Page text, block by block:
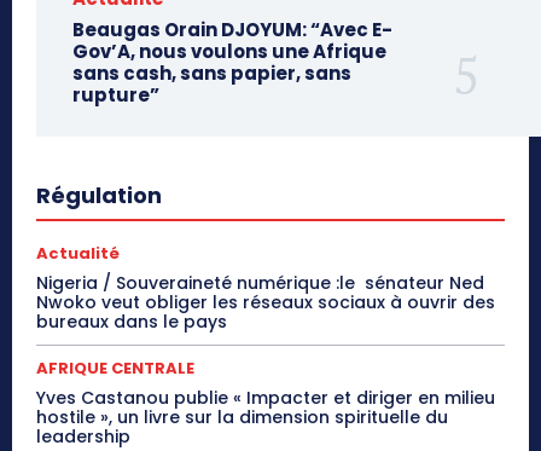
Beaugas Orain DJOYUM: “Avec E-
Gov’A, nous voulons une Afrique
sans cash, sans papier, sans
rupture”
Régulation
Actualité
Nigeria / Souveraineté numérique :le sénateur Ned
Nwoko veut obliger les réseaux sociaux à ouvrir des
bureaux dans le pays
AFRIQUE CENTRALE
Yves Castanou publie « Impacter et diriger en milieu
hostile », un livre sur la dimension spirituelle du
leadership